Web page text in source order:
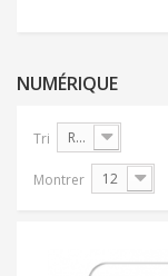
NUMÉRIQUE
Tri Référence : décroissante
Montrer 12